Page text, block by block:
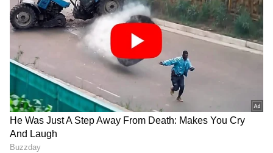
స్నానం
మనం రోజూ స్నానం చేస్తాం. అయితే.. స్నానం చేసిన ఒక
గంటకే.. ఆ ఫ్రెష్ నెస్ తగ్గిపోతుంది. చెమట వాసన కూడా
రావడం మొదలౌతుంది. ఆ వాసనను కంట్రోల్ చేయడానికి
పర్ఫ్యూమ్స్, డియోడ్రెంట్స్ వాడతాం. అవి కూడా మరో
గంటను ఫ్రెష్ గా ఉంచగలవు. అంతే.. కానీ.. మనం స్నానం
చేసే సమయంలో చిన్న కర్పూరం ముక్కను ఆ స్నానం
నీటిలో వేసి కలిపి చేయడం వల్ల... రోజంతా ఫ్రెష్ గా